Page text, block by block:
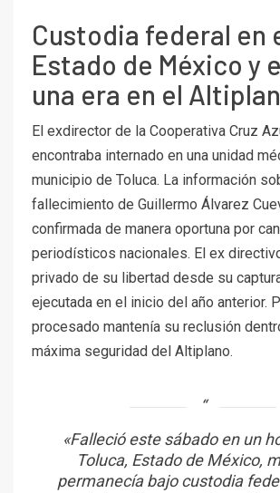
Custodia federal en
Estado de México y
una era en el
El exdirector de la Cooperativa Cruz
encontraba internado en una unidad
municipio de Toluca. La información
fallecimiento de Guillermo Álvarez
confirmada de manera oportuna por
periodísticos nacionales. El ex
privado de su libertad desde su
ejecutada en el inicio del año anterior.
procesado mantenía su reclusión
máxima seguridad del Altiplano.
«Falleció este sábado en un
Toluca, Estado de México,
permanecía bajo custodia